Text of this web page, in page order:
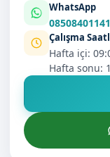
WhatsApp
08508401141
Çalışma
Hafta içi:
Hafta sonu: